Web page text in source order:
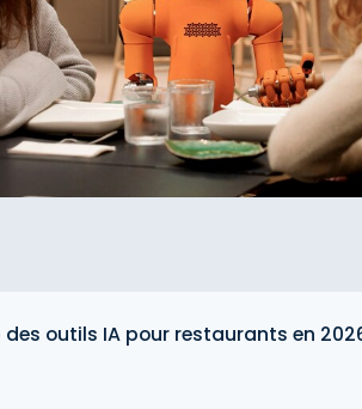
des outils IA pour restaurants en